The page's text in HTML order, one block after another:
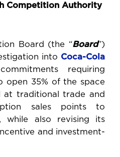
Competition Authority
Board (the “Board”)
into Coca-Cola
requiring
open 35% of the space
at traditional trade and
sales points to
while also revising its
and investment-